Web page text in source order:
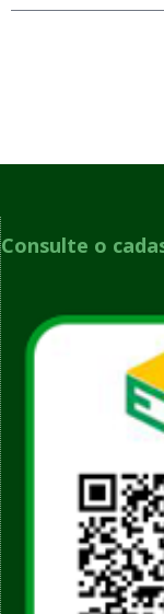
Consulte o